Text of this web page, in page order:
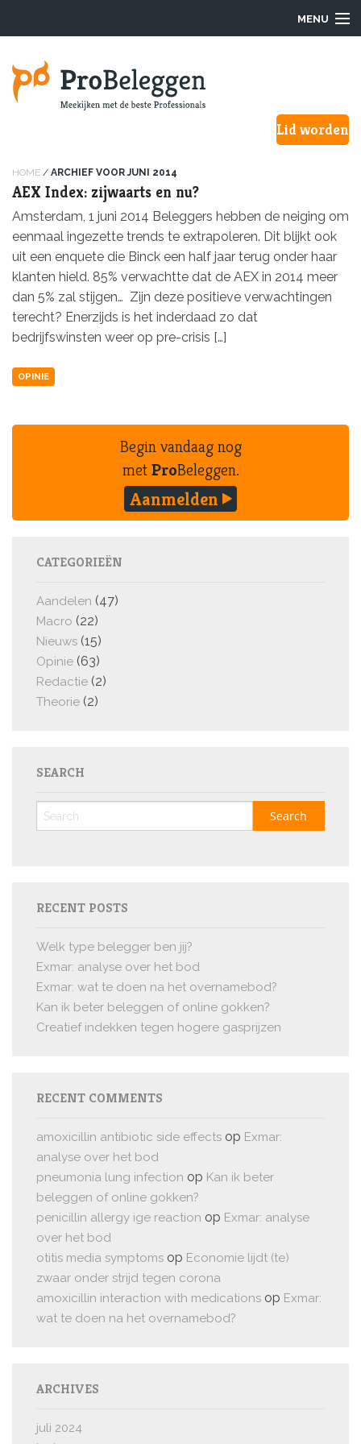
MENU
Hoe werkt het?
Onze Pro’s
Aanmelden
Over ons
F.A.Q.
Lid worden
HOME / ARCHIEF VOOR JUNI 2014
AEX Index: zijwaarts en nu?
Amsterdam, 1 juni 2014 Beleggers hebben de neiging om
eenmaal ingezette trends te extrapoleren. Dit blijkt ook
uit een enquete die Binck een half jaar terug onder haar
klanten hield. 85% verwachtte dat de AEX in 2014 meer
dan 5% zal stijgen… Zijn deze positieve verwachtingen
terecht? Enerzijds is het inderdaad zo dat
bedrijfswinsten weer op pre-crisis […]
OPINIE
Begin vandaag nog
metProBeleggen.
Aanmelden
CATEGORIEËN
Aandelen (47)
Macro (22)
Nieuws (15)
Opinie (63)
Redactie (2)
Theorie (2)
SEARCH
RECENT POSTS
Welk type belegger ben jij?
Exmar: analyse over het bod
Exmar: wat te doen na het overnamebod?
Kan ik beter beleggen of online gokken?
Creatief indekken tegen hogere gasprijzen
RECENT COMMENTS
amoxicillin antibiotic side effects op Exmar:
analyse over het bod
pneumonia lung infection op Kan ik beter
beleggen of online gokken?
penicillin allergy ige reaction op Exmar: analyse
over het bod
otitis media symptoms op Economie lijdt (te)
zwaar onder strijd tegen corona
amoxicillin interaction with medications op Exmar:
wat te doen na het overnamebod?
ARCHIVES
juli 2024